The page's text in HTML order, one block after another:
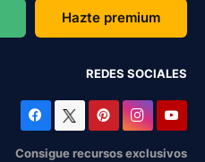
Hazte premium
REDES SOCIALES
Consigue recursos exclusivos